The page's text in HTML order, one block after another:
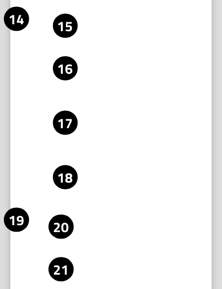
Überprüfung
und Einstellung
Schneidrades
Untersuche das Schneidrad auf
Beschädigungen oder Grat. Ein beschädigtes
Bei manuellen Schneidrädern: Radspiel
prüfen. Das Rad soll fest sitzen ohne
Bei Diamant- oder Hartmetallrädern:
Laufgenauigkeit prüfen. Leichtes Axialspiel
Tipp: Ein stumpfes Rad erhöht den Druck.
Das führt zu Absplitterungen. Wechsel das
Kontrolle der
Senkrechten
Schneidrads
Stelle das Rad senkrecht zur Auflagefläche.
Nutze das Winkelmaß. Prüfe an der Radkante
Wenn das Rad geneigt ist, suche nach
verbogenen Achsen oder lockeren